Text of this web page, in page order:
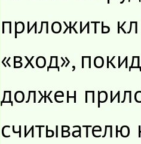
приложить
«вход»,
должен
считывателю